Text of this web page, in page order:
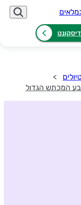
המכתש הגדול